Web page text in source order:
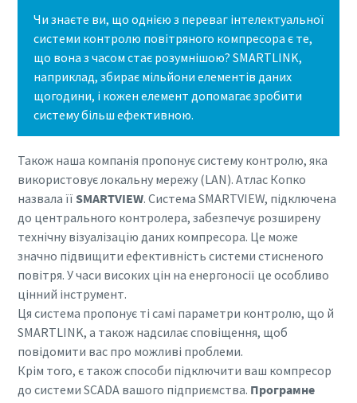
Чи знаєте ви, що однією з переваг інтелектуальної
системи контролю повітряного компресора є те,
що вона з часом стає розумнішою? SMARTLINK,
наприклад, збирає мільйони елементів даних
щогодини, і кожен елемент допомагає зробити
систему більш ефективною.
Також наша компанія пропонує систему контролю, яка
використовує локальну мережу (LAN). Атлас Копко
назвала її SMARTVIEW. Система SMARTVIEW, підключена
до центрального контролера, забезпечує розширену
технічну візуалізацію даних компресора. Це може
значно підвищити ефективність системи стисненого
повітря. У часи високих цін на енергоносії це особливо
цінний інструмент.
Ця система пропонує ті самі параметри контролю, що й
SMARTLINK, а також надсилає сповіщення, щоб
повідомити вас про можливі проблеми.
Крім того, є також способи підключити ваш компресор
до системи SCADA вашого підприємства. Програмне